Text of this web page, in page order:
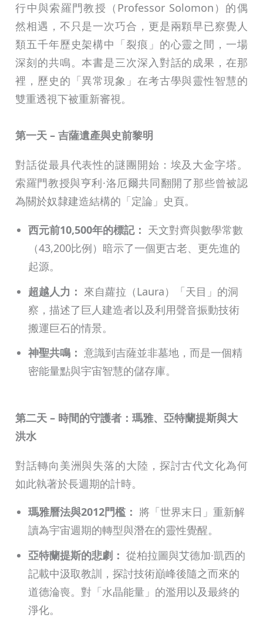
行中與索羅門教授（Professor Solomon）的偶
然相遇，不只是一次巧合，更是兩顆早已察覺人
類五千年歷史架構中「裂痕」的心靈之間，一場
深刻的共鳴。本書是三次深入對話的成果，在那
裡，歷史的「異常現象」在考古學與靈性智慧的
雙重透視下被重新審視。
第一天 – 吉薩遺產與史前黎明
對話從最具代表性的謎團開始：埃及大金字塔。
索羅門教授與亨利·洛厄爾共同翻開了那些曾被認
為關於奴隸建造結構的「定論」史頁。
西元前10,500年的標記： 天文對齊與數學常數
（43,200比例）暗示了一個更古老、更先進的
起源。
超越人力： 來自蘿拉（Laura）「天目」的洞
察，描述了巨人建造者以及利用聲音振動技術
搬運巨石的情景。
神聖共鳴： 意識到吉薩並非墓地，而是一個精
密能量點與宇宙智慧的儲存庫。
第二天 – 時間的守護者：瑪雅、亞特蘭提斯與大
洪水
對話轉向美洲與失落的大陸，探討古代文化為何
如此執著於長週期的計時。
瑪雅曆法與2012門檻： 將「世界末日」重新解
讀為宇宙週期的轉型與潛在的靈性覺醒。
亞特蘭提斯的悲劇： 從柏拉圖與艾德加·凱西的
記載中汲取教訓，探討技術巔峰後隨之而來的
道德淪喪。對「水晶能量」的濫用以及最終的
淨化。